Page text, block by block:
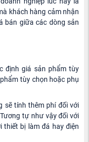
khách hàng cảm nhận
bán giữa các dòng sản
định giá sản phẩm tùy
tùy chọn hoặc phụ
sẽ tính thêm phí đối với
tự như vậy đối với
thiết bị làm đá hay điện